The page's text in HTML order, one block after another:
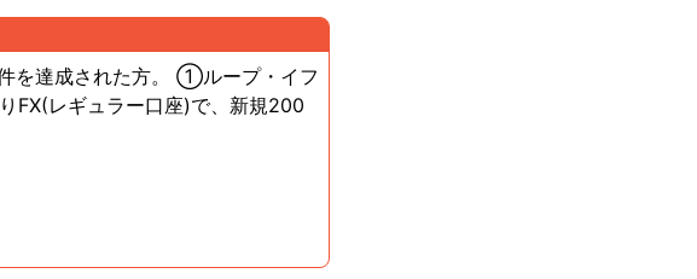
を達成された方。 ①ループ・イフ
FX(レギュラー口座)で、新規200